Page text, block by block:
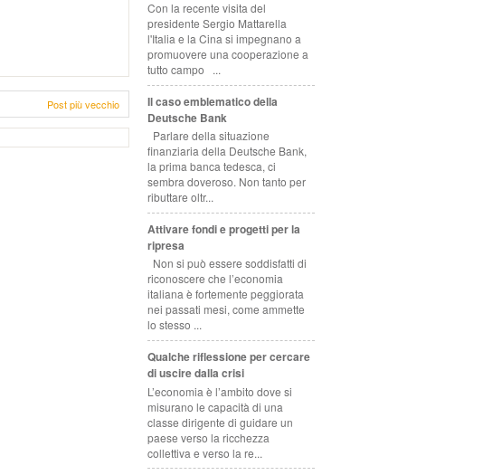
Post più vecchio
Con la recente visita del
presidente Sergio Mattarella
l'Italia e la Cina si impegnano a
promuovere una cooperazione a
tutto campo ...
Il caso emblematico della
Deutsche Bank
Parlare della situazione
finanziaria della Deutsche Bank,
la prima banca tedesca, ci
sembra doveroso. Non tanto per
ributtare oltr...
Attivare fondi e progetti per la
ripresa
Non si può essere soddisfatti di
riconoscere che l’economia
italiana è fortemente peggiorata
nei passati mesi, come ammette
lo stesso ...
Qualche riflessione per cercare
di uscire dalla crisi
L’economia è l’ambito dove si
misurano le capacità di una
classe dirigente di guidare un
paese verso la ricchezza
collettiva e verso la re...